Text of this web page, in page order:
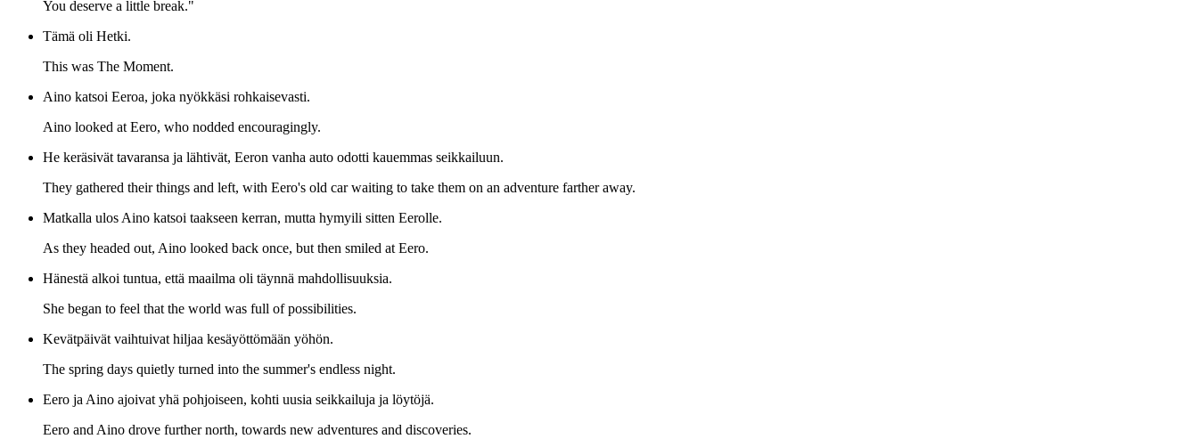
You deserve a little break."
Tämä oli Hetki.
This was The Moment.
Aino katsoi Eeroa, joka nyökkäsi rohkaisevasti.
Aino looked at Eero, who nodded encouragingly.
He keräsivät tavaransa ja lähtivät, Eeron vanha auto odotti kauemmas seikkailuun.
They gathered their things and left, with Eero's old car waiting to take them on an adventure farther away.
Matkalla ulos Aino katsoi taakseen kerran, mutta hymyili sitten Eerolle.
As they headed out, Aino looked back once, but then smiled at Eero.
Hänestä alkoi tuntua, että maailma oli täynnä mahdollisuuksia.
She began to feel that the world was full of possibilities.
Kevätpäivät vaihtuivat hiljaa kesäyöttömään yöhön.
The spring days quietly turned into the summer's endless night.
Eero ja Aino ajoivat yhä pohjoiseen, kohti uusia seikkailuja ja löytöjä.
Eero and Aino drove further north, towards new adventures and discoveries.